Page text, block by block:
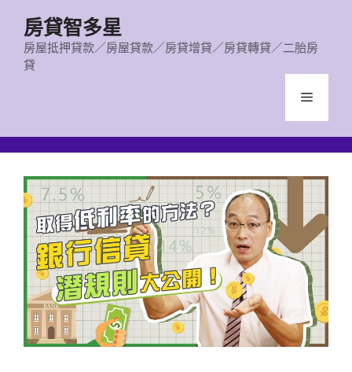
房貸智多星
房屋抵押貸款／房屋貸款／房貸增貸／房貸轉貸／二胎房
貸
選